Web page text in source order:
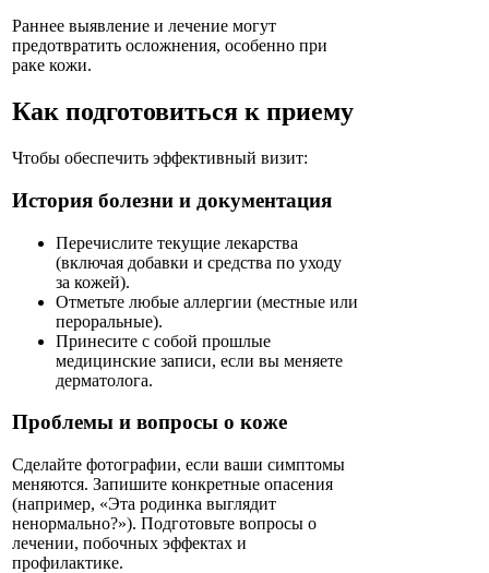
Раннее выявление и лечение могут
предотвратить осложнения, особенно при
раке кожи.
Как подготовиться к приему
Чтобы обеспечить эффективный визит:
История болезни и документация
Перечислите текущие лекарства
(включая добавки и средства по уходу
за кожей).
Отметьте любые аллергии (местные или
пероральные).
Принесите с собой прошлые
медицинские записи, если вы меняете
дерматолога.
Проблемы и вопросы о коже
Сделайте фотографии, если ваши симптомы
меняются. Запишите конкретные опасения
(например, «Эта родинка выглядит
ненормально?»). Подготовьте вопросы о
лечении, побочных эффектах и
профилактике.